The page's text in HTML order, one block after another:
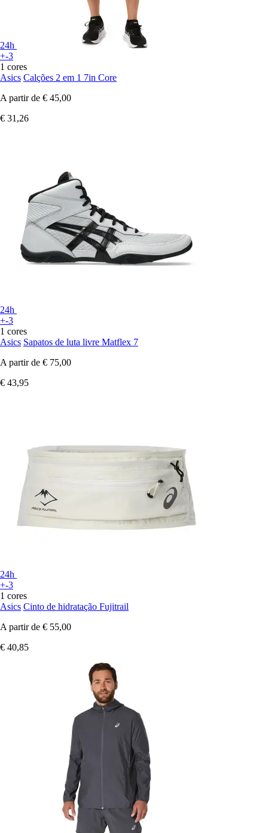
24h
+-3
1 cores
Asics Calções 2 em 1 7in Core
A partir de € 45,00
€ 31,26
24h
+-3
1 cores
Asics Sapatos de luta livre Matflex 7
A partir de € 75,00
€ 43,95
24h
+-3
1 cores
Asics Cinto de hidratação Fujitrail
A partir de € 55,00
€ 40,85